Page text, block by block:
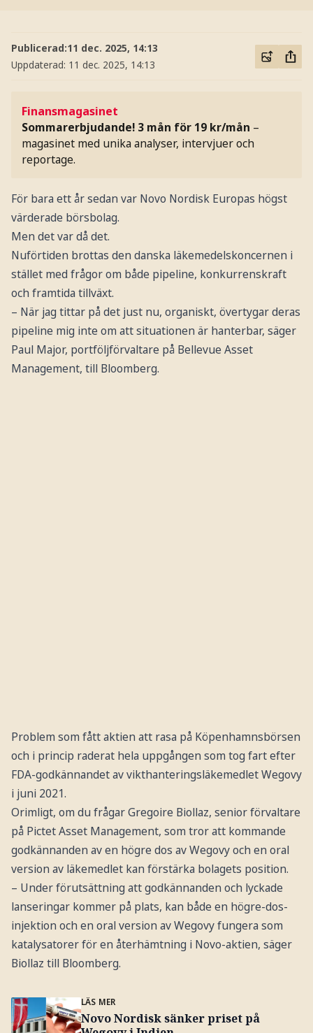
Publicerad:11 dec. 2025, 14:13
Uppdaterad: 11 dec. 2025, 14:13
Finansmagasinet
Sommarerbjudande! 3 mån för 19 kr/mån –
magasinet med unika analyser, intervjuer och
reportage.
För bara ett år sedan var Novo Nordisk Europas högst
värderade börsbolag.
Men det var då det.
Nuförtiden brottas den danska läkemedelskoncernen i
stället med frågor om både pipeline, konkurrenskraft
och framtida tillväxt.
– När jag tittar på det just nu, organiskt, övertygar deras
pipeline mig inte om att situationen är hanterbar, säger
Paul Major, portföljförvaltare på Bellevue Asset
Management, till Bloomberg.
Problem som fått aktien att rasa på Köpenhamnsbörsen
och i princip raderat hela uppgången som tog fart efter
FDA-godkännandet av vikthanteringsläkemedlet Wegovy
i juni 2021.
Orimligt, om du frågar Gregoire Biollaz, senior förvaltare
på Pictet Asset Management, som tror att kommande
godkännanden av en högre dos av Wegovy och en oral
version av läkemedlet kan förstärka bolagets position.
– Under förutsättning att godkännanden och lyckade
lanseringar kommer på plats, kan både en högre-dos-
injektion och en oral version av Wegovy fungera som
katalysatorer för en återhämtning i Novo-aktien, säger
Biollaz till Bloomberg.
LÄS MER
Novo Nordisk sänker priset på